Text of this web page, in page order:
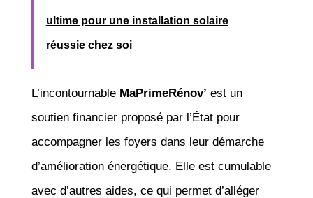
ultime pour une installation solaire
réussie chez soi
L’incontournable MaPrimeRénov’ est un
soutien financier proposé par l’État pour
accompagner les foyers dans leur démarche
d’amélioration énergétique. Elle est cumulable
avec d’autres aides, ce qui permet d’alléger